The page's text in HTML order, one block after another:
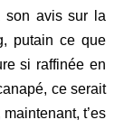
son avis sur la
putain ce que
si raffinée en
ce serait
t’es